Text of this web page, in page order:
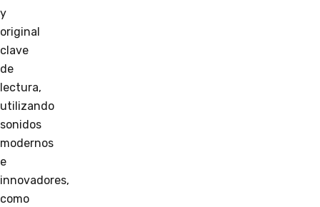
y
original
clave
de
lectura,
utilizando
sonidos
modernos
e
innovadores,
como